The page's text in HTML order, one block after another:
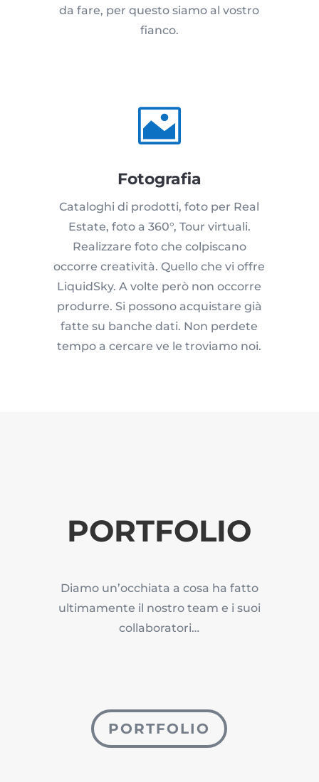
da fare, per questo siamo al vostro
fianco.

Fotografia
Cataloghi di prodotti, foto per Real
Estate, foto a 360°, Tour virtuali.
Realizzare foto che colpiscano
occorre creatività. Quello che vi offre
LiquidSky. A volte però non occorre
produrre. Si possono acquistare già
fatte su banche dati. Non perdete
tempo a cercare ve le troviamo noi.
PORTFOLIO
Diamo un’occhiata a cosa ha fatto
ultimamente il nostro team e i suoi
collaboratori…
PORTFOLIO